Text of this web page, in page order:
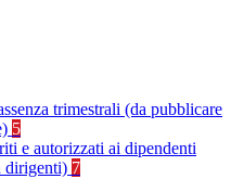
trimestrali (da pubblicare
5
e autorizzati ai dipendenti
dirigenti) 7